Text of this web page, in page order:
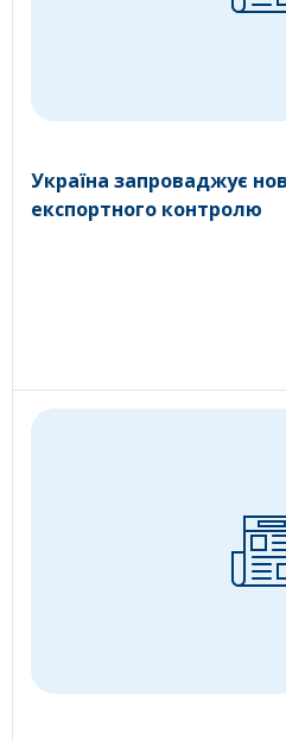
Україна запроваджує
експортного контролю